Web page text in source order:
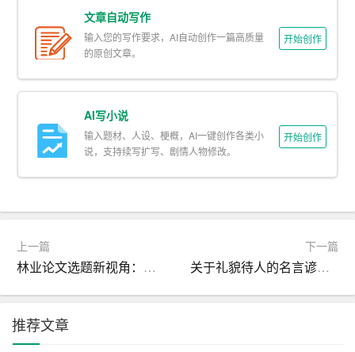
三、优化资源配置和财务管理
初创企业在资源有限的情况下，如何合理配置资源是至关
划，可以帮助创业者合理分配人力、物力和财力资源，避
免资源浪费。此外，商业计划书中还包括财务计划，如资
金需求、收入预测、成本控制等，这有助于企业进行科学
的财务管理，确保资金链的稳定。
能够向投资者展示企业的潜力和可行性，增加投资者的信
心。商业计划书中详细的企业介绍、市场分析、财务预测
等内容，能够让投资者全面了解企业的经营状况和发展前
景，从而提高融资成功的概率。可以说，商业计划书是初
创企业获取外部资金支持的重要工具。
文章自动写作
输入您的写作要求，AI自动创作一篇高质量
的原创文章。
开始创作
AI写小说
输入题材、人设、梗概，AI一键创作各类小
说，支持续写扩写、剧情人物修改。
开始创作
上一篇
林业论文选题新视角：AI原创题目探索
下一篇
关于礼貌待人的名言谚语_谚语大全
推荐文章